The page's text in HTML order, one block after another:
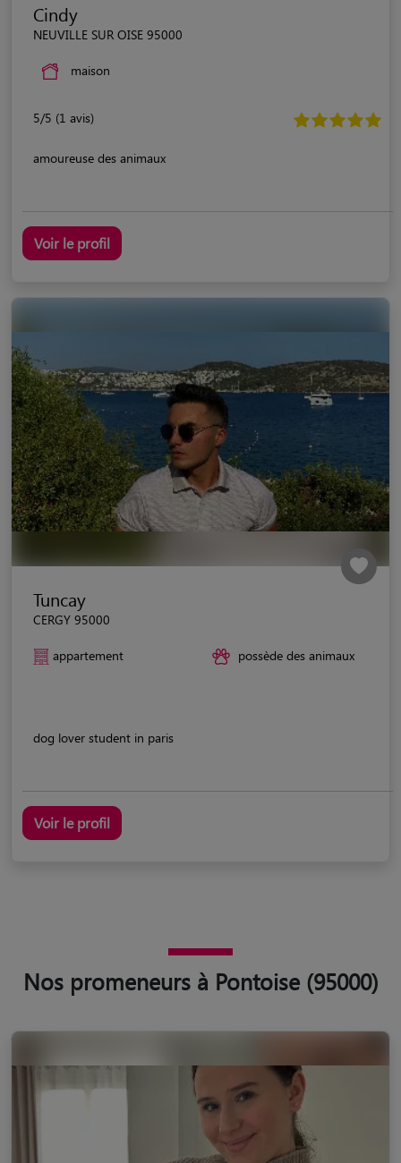
Cindy
NEUVILLE SUR OISE 95000
maison
5/5 (1 avis)
amoureuse des animaux
Voir le profil
Tuncay
CERGY 95000
appartement possède des animaux
dog lover student in paris
Voir le profil
Nos promeneurs à Pontoise (95000)